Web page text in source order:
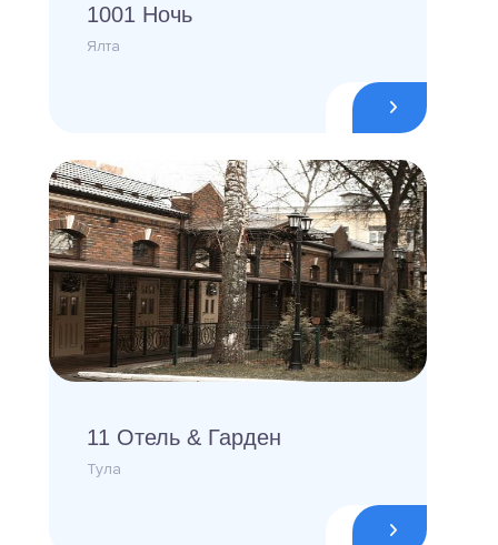
1001 Ночь
Ялта
11 Отель & Гарден
Тула